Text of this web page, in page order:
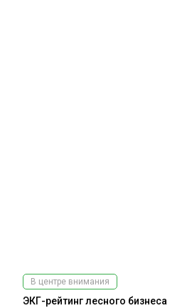
В центре внимания
ЭКГ-рейтинг лесного бизнеса